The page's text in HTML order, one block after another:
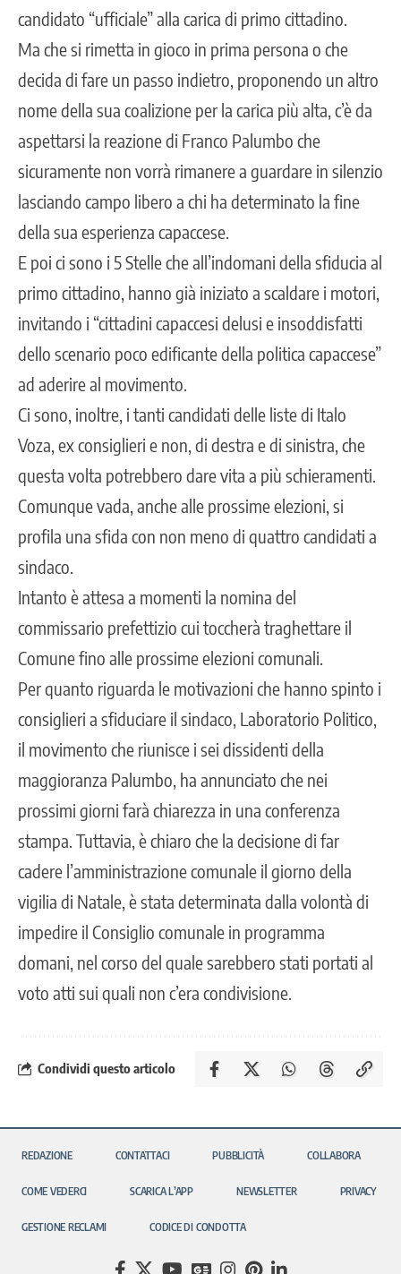
candidato “ufficiale” alla carica di primo cittadino.
Ma che si rimetta in gioco in prima persona o che
decida di fare un passo indietro, proponendo un altro
nome della sua coalizione per la carica più alta, c’è da
aspettarsi la reazione di Franco Palumbo che
sicuramente non vorrà rimanere a guardare in silenzio
lasciando campo libero a chi ha determinato la fine
della sua esperienza capaccese.
E poi ci sono i 5 Stelle che all’indomani della sfiducia al
primo cittadino, hanno già iniziato a scaldare i motori,
invitando i “cittadini capaccesi delusi e insoddisfatti
dello scenario poco edificante della politica capaccese”
ad aderire al movimento.
Ci sono, inoltre, i tanti candidati delle liste di Italo
Voza, ex consiglieri e non, di destra e di sinistra, che
questa volta potrebbero dare vita a più schieramenti.
Comunque vada, anche alle prossime elezioni, si
profila una sfida con non meno di quattro candidati a
sindaco.
Intanto è attesa a momenti la nomina del
commissario prefettizio cui toccherà traghettare il
Comune fino alle prossime elezioni comunali.
Per quanto riguarda le motivazioni che hanno spinto i
consiglieri a sfiduciare il sindaco, Laboratorio Politico,
il movimento che riunisce i sei dissidenti della
maggioranza Palumbo, ha annunciato che nei
prossimi giorni farà chiarezza in una conferenza
stampa. Tuttavia, è chiaro che la decisione di far
cadere l’amministrazione comunale il giorno della
vigilia di Natale, è stata determinata dalla volontà di
impedire il Consiglio comunale in programma
domani, nel corso del quale sarebbero stati portati al
voto atti sui quali non c’era condivisione.
Condividi questo articolo
REDAZIONE CONTATTACI PUBBLICITÀ COLLABORA
COME VEDERCI SCARICA L’APP NEWSLETTER PRIVACY
GESTIONE RECLAMI CODICE DI CONDOTTA